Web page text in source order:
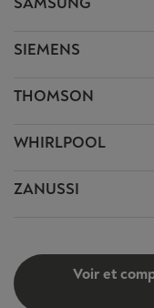
SIEMENS
THOMSON
WHIRLPOOL
ZANUSSI
Voir et